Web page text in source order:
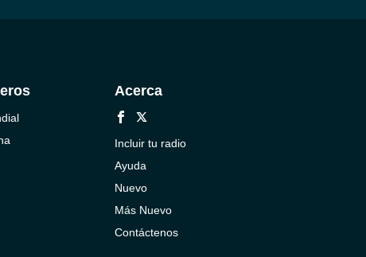
Acerca
Incluir tu radio
Ayuda
Nuevo
Más Nuevo
Contáctenos